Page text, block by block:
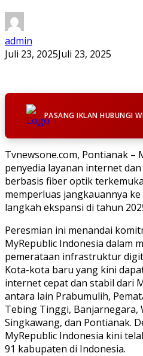
admin
Juli 23, 2025Juli 23, 2025
PASANG IKLAN HUBUNGI
Tvnewsone.com, Pontianak –
penyedia layanan internet
berbasis fiber optik
memperluas jangkauannya
langkah ekspansi di tahun
Peresmian ini menandai
MyRepublic Indonesia dalam
pemerataan infrastruktur
Kota-kota baru yang kini
internet cepat dan stabil dari
antara lain Prabumulih,
Tebing Tinggi,
Singkawang, dan Pontianak.
MyRepublic Indonesia kini
91 kabupaten di Indonesia.